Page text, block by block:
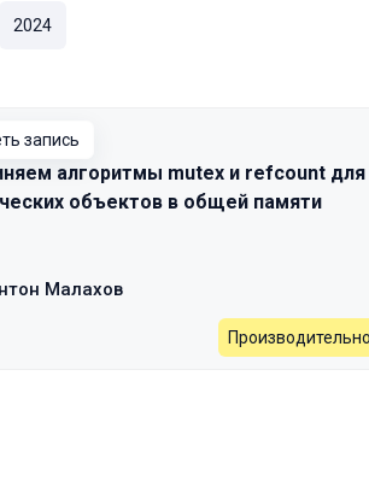
2024
запись
алгоритмы mutex и refcount для
объектов в общей памяти
Малахов